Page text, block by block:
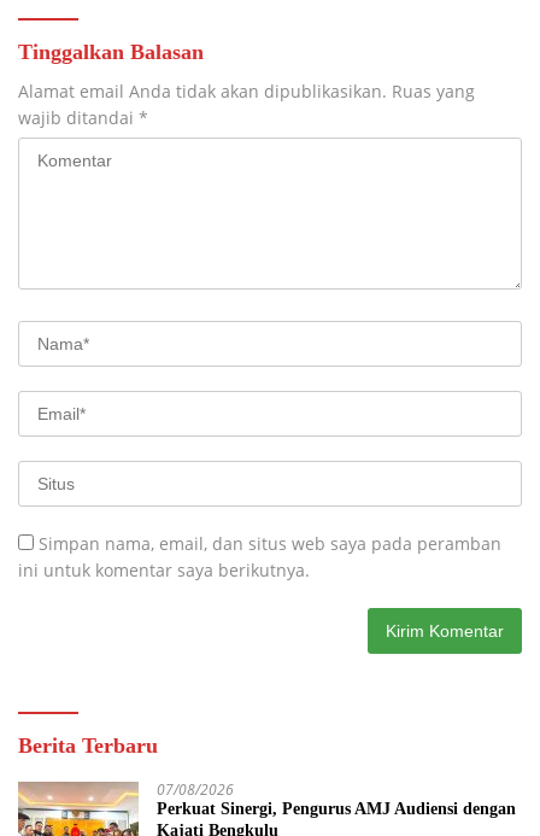
Tinggalkan Balasan
Alamat email Anda tidak akan dipublikasikan. Ruas yang
wajib ditandai *
Simpan nama, email, dan situs web saya pada peramban
ini untuk komentar saya berikutnya.
Berita Terbaru
07/08/2026
Perkuat Sinergi, Pengurus AMJ Audiensi dengan
Kajati Bengkulu